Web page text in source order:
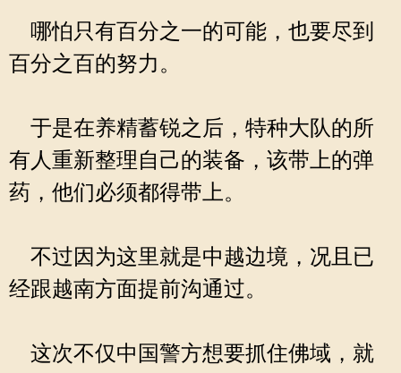
哪怕只有百分之一的可能，也要尽到
百分之百的努力。
于是在养精蓄锐之后，特种大队的所
有人重新整理自己的装备，该带上的弹
药，他们必须都得带上。
不过因为这里就是中越边境，况且已
经跟越南方面提前沟通过。
这次不仅中国警方想要抓住佛域，就